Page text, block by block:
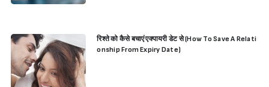
रिश्ते को कैसे बचाएं एक्पायरी डेट से (How To Save A Relati
onship From Expiry Date)